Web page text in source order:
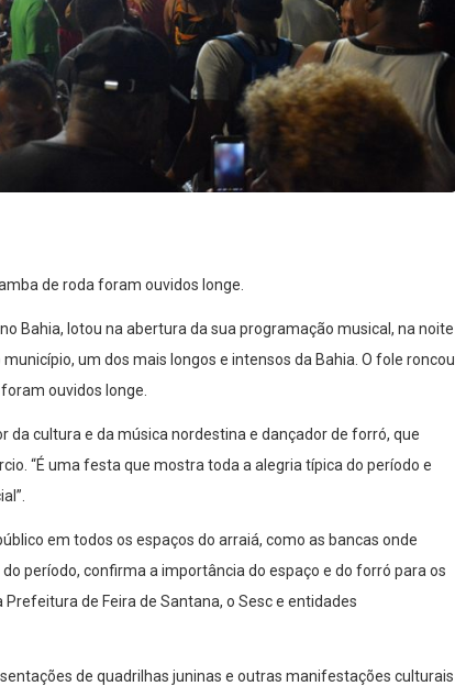
de roda foram ouvidos longe.
Bahia, lotou na abertura da sua programação musical, na noite
um dos mais longos e intensos da Bahia. O fole roncou
ouvidos longe.
da cultura e da música nordestina e dançador de forró, que
“É uma festa que mostra toda a alegria típica do período e
em todos os espaços do arraiá, como as bancas onde
período, confirma a importância do espaço e do forró para os
de Feira de Santana, o Sesc e entidades
de quadrilhas juninas e outras manifestações culturais